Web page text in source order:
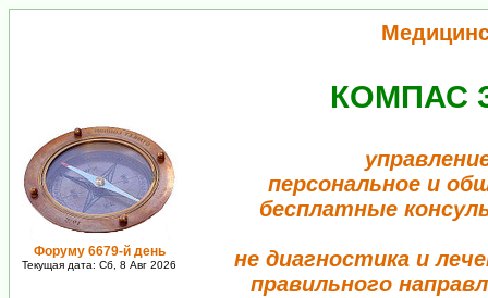
Форуму 6679-й день
Текущая дата: Сб, 8 Авг 2026
КОМПАС
персональное и
бесплатные
не диагностика и
правильного